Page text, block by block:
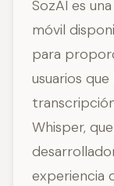
SozAI es
móvil
para
usuarios
Whisper,
experiencia